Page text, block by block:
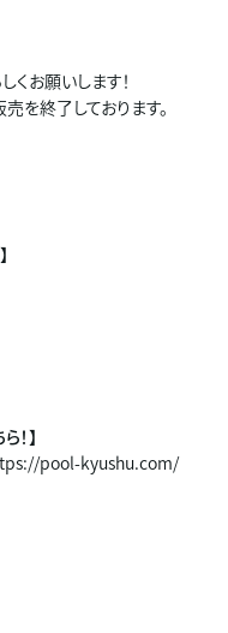
お願いします！
を終了しております。
！】
pool-kyushu.com/